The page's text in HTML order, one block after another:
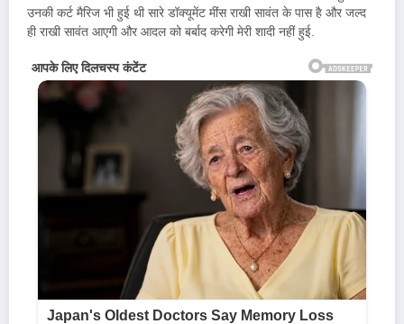
उनकी कर्ट मैरिज भी हुई थी सारे डॉक्यूमेंट मींस राखी सावंत के पास है और जल्द
ही राखी सावंत आएगी और आदल को बर्बाद करेगी मेरी शादी नहीं हुई.